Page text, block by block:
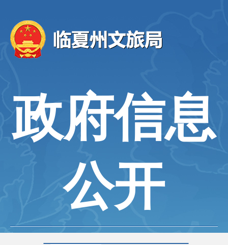
政府信息
公开